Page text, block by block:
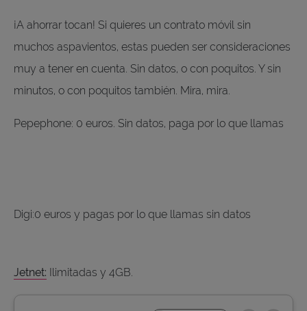
¡A ahorrar tocan! Si quieres un contrato móvil sin
muchos aspavientos, estas pueden ser consideraciones
muy a tener en cuenta. Sin datos, o con poquitos. Y sin
minutos, o con poquitos también. Mira, mira.
Pepephone: 0 euros. Sin datos, paga por lo que llamas
Digi:0 euros y pagas por lo que llamas sin datos
Jetnet: Ilimitadas y 4GB.